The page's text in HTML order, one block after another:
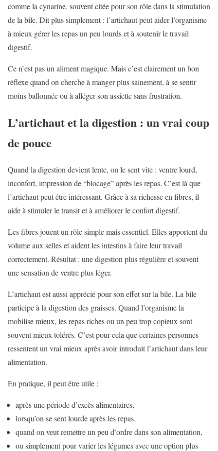
comme la cynarine, souvent citée pour son rôle dans la stimulation
de la bile. Dit plus simplement : l’artichaut peut aider l’organisme
à mieux gérer les repas un peu lourds et à soutenir le travail
digestif.
Ce n’est pas un aliment magique. Mais c’est clairement un bon
réflexe quand on cherche à manger plus sainement, à se sentir
moins ballonnée ou à alléger son assiette sans frustration.
L’artichaut et la digestion : un vrai coup
de pouce
Quand la digestion devient lente, on le sent vite : ventre lourd,
inconfort, impression de “blocage” après les repas. C’est là que
l’artichaut peut être intéressant. Grâce à sa richesse en fibres, il
aide à stimuler le transit et à améliorer le confort digestif.
Les fibres jouent un rôle simple mais essentiel. Elles apportent du
volume aux selles et aident les intestins à faire leur travail
correctement. Résultat : une digestion plus régulière et souvent
une sensation de ventre plus léger.
L’artichaut est aussi apprécié pour son effet sur la bile. La bile
participe à la digestion des graisses. Quand l’organisme la
mobilise mieux, les repas riches ou un peu trop copieux sont
souvent mieux tolérés. C’est pour cela que certaines personnes
ressentent un vrai mieux après avoir introduit l’artichaut dans leur
alimentation.
En pratique, il peut être utile :
après une période d’excès alimentaires,
lorsqu’on se sent lourde après les repas,
quand on veut remettre un peu d’ordre dans son alimentation,
ou simplement pour varier les légumes avec une option plus